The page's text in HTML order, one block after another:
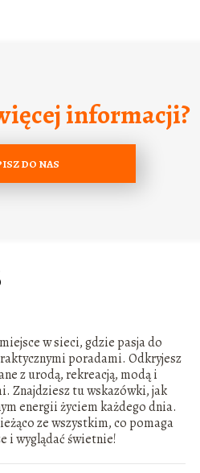
informacji?
DO NAS
w sieci, gdzie pasja do
poradami. Odkryjesz
z urodą, rekreacją, modą i
Znajdziesz tu wskazówki, jak
energii życiem każdego dnia.
ze wszystkim, co pomaga
i wyglądać świetnie!